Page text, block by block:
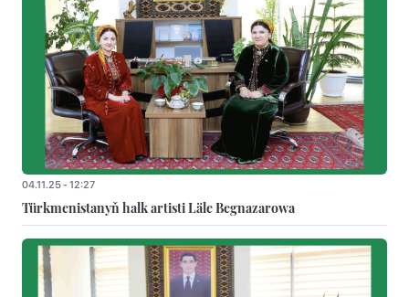
04.11.25 - 12:27
Türkmenistanyň halk artisti Läle Begnazarowa